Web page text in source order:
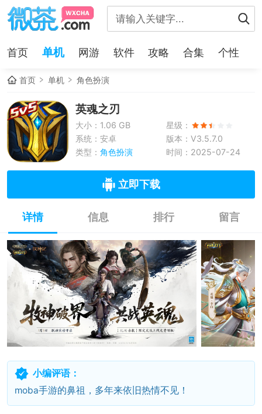
首页 单机 网游 软件 攻略 合集 个性
首页 单机 角色扮演
英魂之刃
大小：1.06 GB
星级：
系统：安卓
版本：V3.5.7.0
类型： 角色扮演 时间：2025-07-24
立即下载
详情 信息 排行 留言
小编评语：
moba手游的鼻祖，多年来依旧热情不见！